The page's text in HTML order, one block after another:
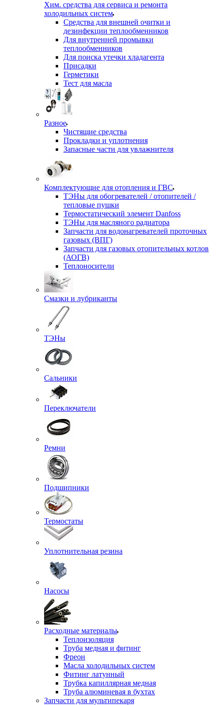
Хим. средства для сервиса и ремонта
холодильных систем
Средства для внешней очитки и
дезинфекции теплообменников
Для внутренней промывки
теплообменников
Для поиска утечки хладагента
Присадки
Герметики
Тест для масла
Разное
Чистящие средства
Прокладки и уплотнения
Запасные части для увлажнителя
Комплектующие для отопления и ГВС
ТЭНы для обогревателей / отопителей /
тепловые пушки
Термостатический элемент Danfoss
ТЭНы для масляного радиатора
Запчасти для водонагревателей проточных
газовых (ВПГ)
Запчасти для газовых отопительных котлов
(АОГВ)
Теплоносители
Смазки и лубриканты
ТЭНы
Сальники
Переключатели
Ремни
Подшипники
Термостаты
Уплотнительная резина
Насосы
Расходные материалы
Теплоизоляция
Труба медная и фитинг
Фреон
Масла холодильных систем
Фитинг латунный
Трубка капиллярная медная
Труба алюминевая в бухтах
Запчасти для мультипекаря